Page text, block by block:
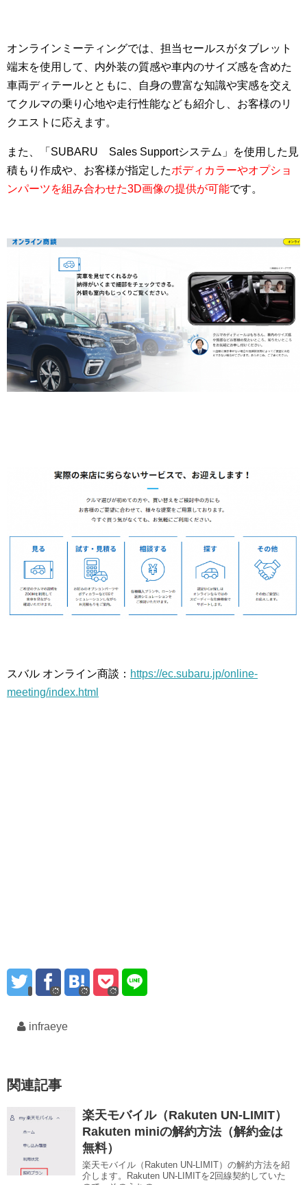
オンラインミーティングでは、担当セールスがタブレット
端末を使用して、内外装の質感や車内のサイズ感を含めた
車両ディテールとともに、自身の豊富な知識や実感を交え
てクルマの乗り心地や走行性能なども紹介し、お客様のリ
クエストに応えます。
また、「SUBARU Sales Supportシステム」を使用した見
積もり作成や、お客様が指定したボディカラーやオプショ
ンパーツを組み合わせた3D画像の提供が可能です。
スバル オンライン商談： https://ec.subaru.jp/online-
meeting/index.html
infraeye
関連記事
楽天モバイル（Rakuten UN-LIMIT）
Rakuten miniの解約方法（解約金は
無料）
楽天モバイル（Rakuten UN-LIMIT）の解約方法を紹
介します。Rakuten UN-LIMITを2回線契約していた